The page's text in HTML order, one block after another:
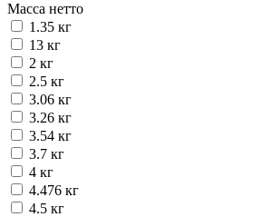
Масса нетто
1.35 кг
13 кг
2 кг
2.5 кг
3.06 кг
3.26 кг
3.54 кг
3.7 кг
4 кг
4.476 кг
4.5 кг